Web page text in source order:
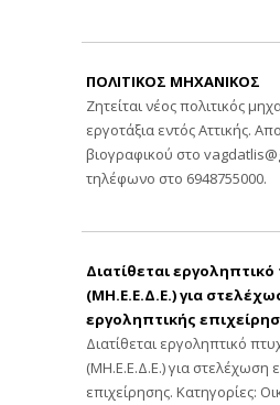
ΠΟΛΙΤΙΚΟΣ ΜΗΧΑΝΙΚΟΣ
Ζητείται νέος πολιτικός
εργοτάξια εντός Αττικής.
βιογραφικού στο
τηλέφωνο στο 6948755000.
Διατίθεται
(ΜΗ.Ε.Ε.Δ.Ε.) για
εργοληπτικής
Διατίθεται εργοληπτικό
(ΜΗ.Ε.Ε.Δ.Ε.) για στελέχωση
επιχείρησης. Κατηγορίες: